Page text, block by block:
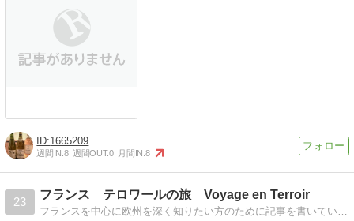
1665209
週間IN:8 週間OUT:0 月間IN:8
23
フランス テロワールの旅 Voyage en Terroir
フランスを中心に欧州を深く知りたい方のために記事を書いています。主なお題は、ワイン、食・ガストロノミー、旅・観光・文化遺産や建築。フランス在住も長くなり、自分のこれまでの経験をもとに、情報を発信していくことにしました。